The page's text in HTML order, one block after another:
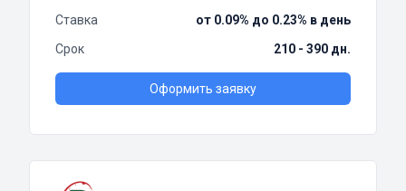
Ставка
от 0.09% до 0.23% в день
Срок
210 - 390 дн.
Оформить заявку